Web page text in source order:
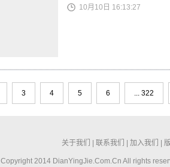
10月10日 16:13:27
3 4 5 6 ... 322
关于我们 联系我们 加入我们
Copyright 2014 DianYingJie.Com.Cn All rights